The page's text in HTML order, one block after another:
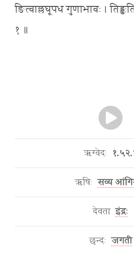
ङित्वाल्लघूपध गुणाभावः ।
१ ॥
ऋग्वेदः
ऋषिः सव्य
देवता इंद्रः
छन्दः जगती